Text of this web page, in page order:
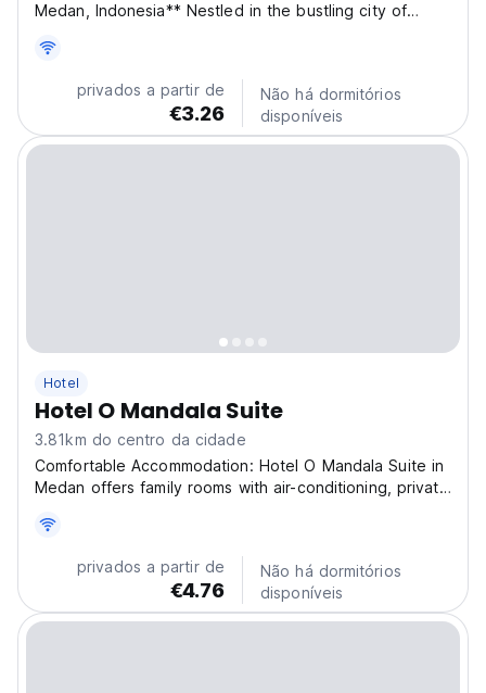
Medan, Indonesia** Nestled in the bustling city of
welcoming and budget-friendly accommodation option
for both short and long stays. Whether you're visiting
privados a partir de
€3.26
Não há dormitórios
disponíveis
Hotel
Hotel O Mandala Suite
3.81km do centro da cidade
Comfortable Accommodation: Hotel O Mandala Suite in
Medan offers family rooms with air-conditioning, private
Each room includes a seating area, TV, and wardrobe,
ensuring a pleasant stay. Relaxing Facilities:...
privados a partir de
€4.76
Não há dormitórios
disponíveis